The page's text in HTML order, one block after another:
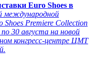
Euro Shoes в
международной
Shoes Premiere Collection
30 августа на новой
конгресс-центре ЦМТ